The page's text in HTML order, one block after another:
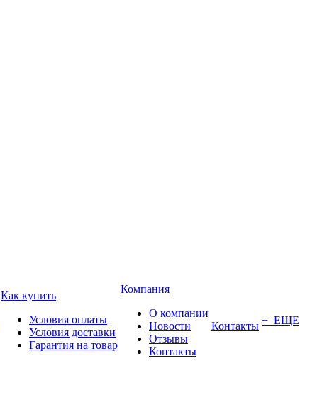
Как купить
Условия оплаты
Условия доставки
Гарантия на товар
Компания
О компании
Новости
Отзывы
Контакты
Контакты + ЕЩЕ